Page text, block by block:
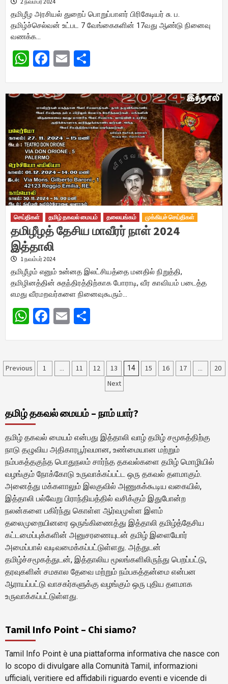
தமிழீழ அரசியல் துறைப் பொறுப்பாளர் பிரிகேடியர் சு. ப.
தமிழ்ச்செல்வன் உட்பட 7 வேங்கைகளின் 17வது ஆண்டு நினைவு
வணக்க…
WhatsApp
Facebook
Email
செய்திகள் தமிழ் தகவல் மையம் தலையங்கம் முக்கியச் செய்திகள்
தமிழீழத் தேசிய மாவீரர் நாள் 2024
இத்தாலி
1 நவம்பர் 2024
தமிழீழம் எனும் உன்னத இலட்சியத்தை மனதில் நிறுத்தி,
தமிழினத்தின் சுதந்திரத்திற்காக போராடி, வீர காவியம் படைத்த
எமது வீரமறவர்களை நினைவுகூரும்…
WhatsApp
Facebook
Email
Posts
Previous 1 11 12 13 14 15 16 17
20
Next
தமிழ் தகவல் மையம் – நாம் யார்?
தமிழ் தகவல் மையம் என்பது இத்தாலி வாழ் தமிழ் சமூகத்திற்கு
நாடு தழுவிய அதிகாரபூர்வமான, உண்மையான மற்றும்
நம்பகத்தகுந்த பொதுநலம் சார்ந்த தகவல்களை தமிழ் மொழியில்
வழங்கும் நோக்கோடு உருவாக்கப்பட்ட ஒரு தகவல் தளமாகும்.
அனைத்து மக்களாலும் இலகுவில் அணுகக்கூடிய வகையில்,
இத்தாலி பல்வேறு பிராந்தியத்தில் வசிக்கும் இதுபோன்ற
நலன்களை பகிர்ந்து கொள்ள ஆர்வமுள்ள இளம்
தலைமுறையினரை ஒருங்கிணைத்து இத்தாலி தமிழ்த்தேசிய
கட்டமைப்புக்களின் அனுசரணையுடன் தமிழ் இளையோர்
அமைப்பால் வடிவமைக்கப்பட்டுள்ளது. அத்துடன்
தமிழ்ச்சமூகத்துடன், இத்தாலிய மூலங்களிலிருந்து பெறப்பட்டு,
தரவுகளின் சமகால தேவை மற்றும் நம்பகத்தன்மை என்பன
ஆராயப்பட்டு வாசகர்களுக்கு வழங்கும் ஒரு புதிய தளமாக
உருவாக்கப்பட்டுள்ளது.
Tamil Info Point – Chi siamo?
Tamil Info Point è una piattaforma informativa che nasce con
lo scopo di divulgare alla Comunità Tamil, informazioni
ufficiali, veritiere ed affidabili riguardo eventi e vicende di